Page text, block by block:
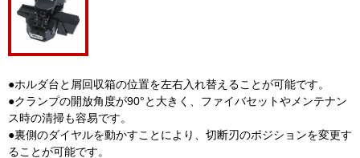
●ホルダ台と屑回収箱の位置を左右入れ替えることが可能です。
●クランプの開放角度が90°と大きく、ファイバセットやメンテナン
ス時の清掃も容易です。
●裏側のダイヤルを動かすことにより、切断刃のポジションを変更す
ることが可能です。